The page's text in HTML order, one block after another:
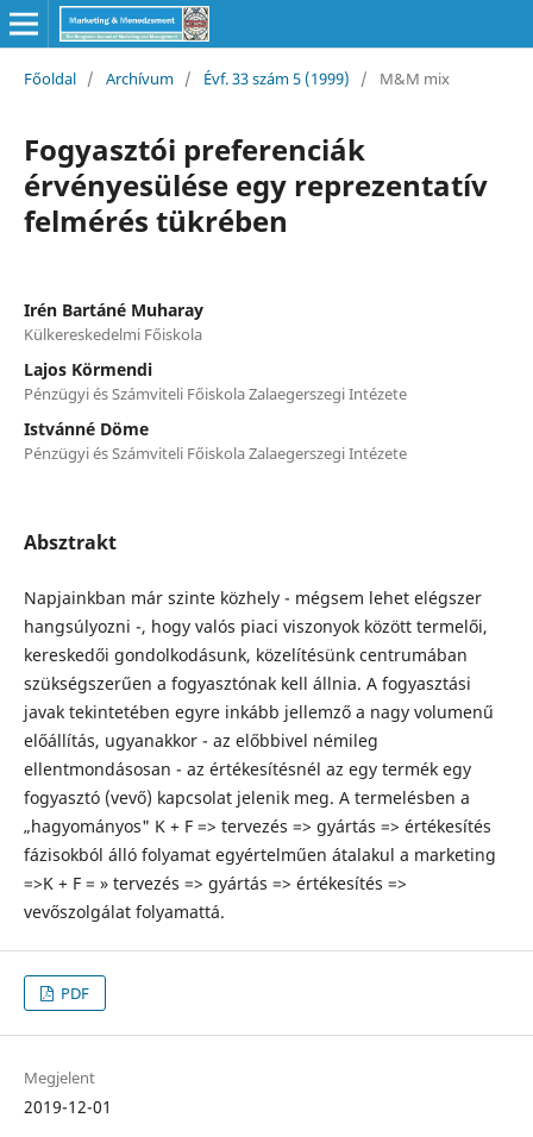
Főoldal / Archívum / Évf. 33 szám 5 (1999) / M&M mix
Fogyasztói preferenciák
érvényesülése egy reprezentatív
felmérés tükrében
Irén Bartáné Muharay
Külkereskedelmi Főiskola
Lajos Körmendi
Pénzügyi és Számviteli Főiskola Zalaegerszegi Intézete
Istvánné Döme
Pénzügyi és Számviteli Főiskola Zalaegerszegi Intézete
Absztrakt
Napjainkban már szinte közhely - mégsem lehet elégszer
hangsúlyozni -, hogy valós piaci viszonyok között termelői,
kereskedői gondolkodásunk, közelítésünk centrumában
szükségszerűen a fogyasztónak kell állnia. A fogyasztási
javak tekintetében egyre inkább jellemző a nagy volumenű
előállítás, ugyanakkor - az előbbivel némileg
ellentmondásosan - az értékesítésnél az egy termék egy
fogyasztó (vevő) kapcsolat jelenik meg. A termelésben a
„hagyományos" K + F => tervezés => gyártás => értékesítés
fázisokból álló folyamat egyértelműen átalakul a marketing
=>K + F = » tervezés => gyártás => értékesítés =>
vevőszolgálat folyamattá.
PDF
Megjelent
2019-12-01